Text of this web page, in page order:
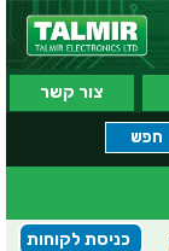
צור קשר
כניסת לקוחות